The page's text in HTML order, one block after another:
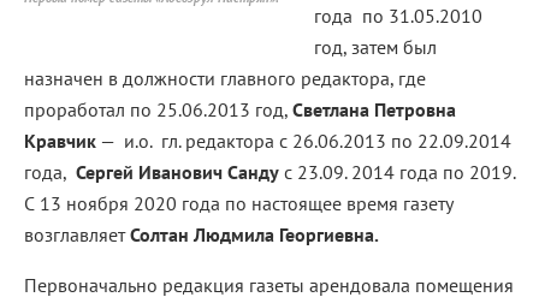
года по 31.05.2010
год, затем был
назначен в должности главного редактора, где
проработал по 25.06.2013 год, Светлана Петровна
Кравчик — и.о. гл. редактора с 26.06.2013 по 22.09.2014
года, Сергей Иванович Санду с 23.09. 2014 года по 2019.
С 13 ноября 2020 года по настоящее время газету
возглавляетСолтан Людмила Георгиевна.
Первоначально редакция газеты арендовала помещения